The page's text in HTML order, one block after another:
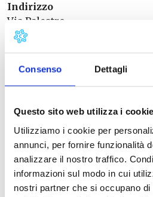
Consenso Dettagli
Questo sito web utilizza i cookie
Utilizziamo i cookie per
annunci, per fornire funzionalità
analizzare il nostro traffico.
informazioni sul modo in cui
nostri partner che si occupano
Indirizzo
Via Palestro
Pisa
Prossimi eventi
<li>Non ci sono eventi in